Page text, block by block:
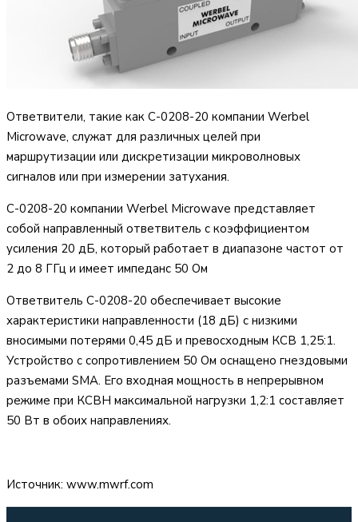
Ответвители, такие как C-0208-20 компании Werbel
Microwave, служат для различных целей при
маршрутизации или дискретизации микроволновых
сигналов или при измерении затухания.
C-0208-20 компании Werbel Microwave представляет
собой направленный ответвитель с коэффициентом
усиления 20 дБ, который работает в диапазоне частот от
2 до 8 ГГц и имеет импеданс 50 Ом
Ответвитель C-0208-20 обеспечивает высокие
характеристики направленности (18 дБ) с низкими
вносимыми потерями 0,45 дБ и превосходным КСВ 1,25:1.
Устройство с сопротивлением 50 Ом оснащено гнездовыми
разъемами SMA. Его входная мощность в непрерывном
режиме при КСВН максимальной нагрузки 1,2:1 составляет
50 Вт в обоих направлениях.
Источник: www.mwrf.com